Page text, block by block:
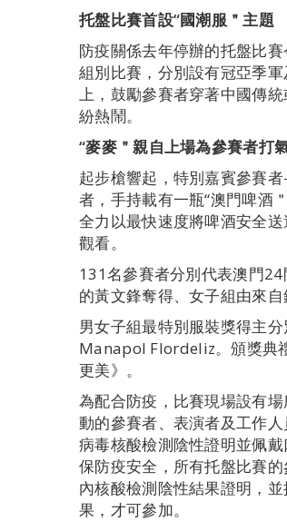
托盤比賽首設“國潮服＂主題
防疫關係去年停辦的托盤比
組別比賽，分別設有冠亞季
上，鼓勵參賽者穿著中國傳
紛熱鬧。
“麥麥＂親自上場為參賽者打
起步槍響起，特別嘉賓參賽
者，手持載有一瓶“澳門啤酒
全力以最快速度將啤酒安全
觀看。
131名參賽者分別代表澳門
的黃文鋒奪得、女子組由來
男女子組最特別服裝獎得主
Manapol Flordeliz。頒獎典
更美》。
為配合防疫，比賽現場設有
動的參賽者、表演者及工作
病毒核酸檢測陰性證明並佩
保防疫安全，所有托盤比賽
內核酸檢測陰性結果證明，
果，才可參加。